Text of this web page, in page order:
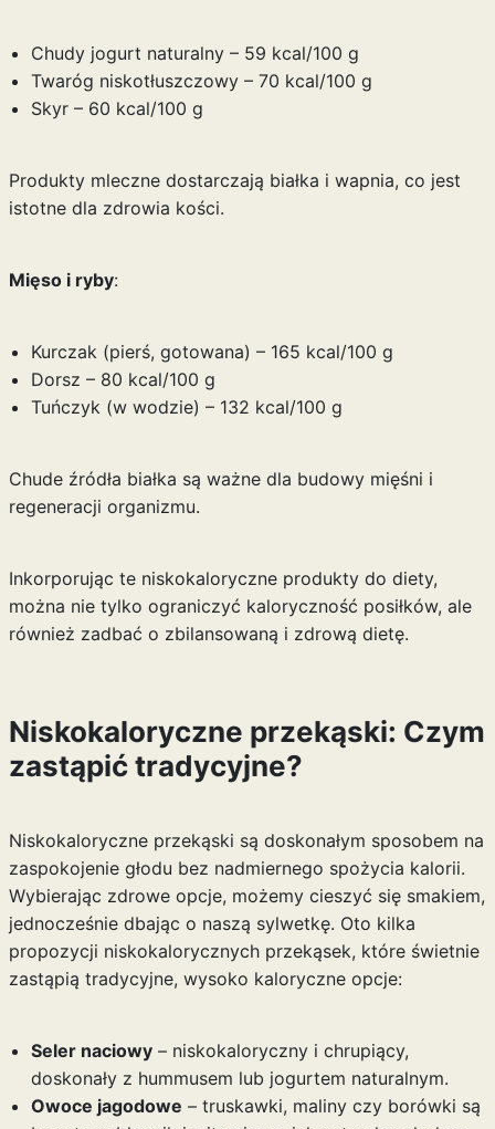
Chudy jogurt naturalny – 59 kcal/100 g
Twaróg niskotłuszczowy – 70 kcal/100 g
Skyr – 60 kcal/100 g
Produkty mleczne dostarczają białka i wapnia, co jest
istotne dla zdrowia kości.
Mięso i ryby:
Kurczak (pierś, gotowana) – 165 kcal/100 g
Dorsz – 80 kcal/100 g
Tuńczyk (w wodzie) – 132 kcal/100 g
Chude źródła białka są ważne dla budowy mięśni i
regeneracji organizmu.
Inkorporując te niskokaloryczne produkty do diety,
można nie tylko ograniczyć kaloryczność posiłków, ale
również zadbać o zbilansowaną i zdrową dietę.
Niskokaloryczne przekąski: Czym
zastąpić tradycyjne?
Niskokaloryczne przekąski są doskonałym sposobem na
zaspokojenie głodu bez nadmiernego spożycia kalorii.
Wybierając zdrowe opcje, możemy cieszyć się smakiem,
jednocześnie dbając o naszą sylwetkę. Oto kilka
propozycji niskokalorycznych przekąsek, które świetnie
zastąpią tradycyjne, wysoko kaloryczne opcje:
Seler naciowy– niskokaloryczny i chrupiący,
doskonały z hummusem lub jogurtem naturalnym.
Owoce jagodowe – truskawki, maliny czy borówki są